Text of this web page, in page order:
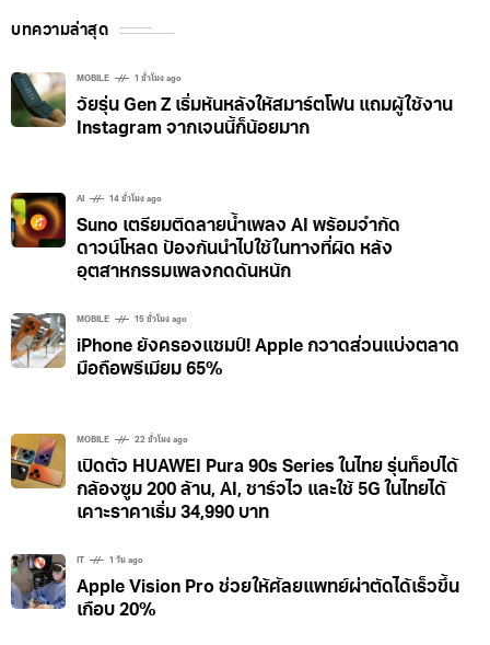
บทความล่าสุด
MOBILE 1 ชั่วโมง ago
วัยรุ่น Gen Z เริ่มหันหลังให้สมาร์ตโฟน แถมผู้ใช้งาน
Instagram จากเจนนี้ก็น้อยมาก
AI 14 ชั่วโมง ago
Suno เตรียมติดลายน้ำเพลง AI พร้อมจำกัด
ดาวน์โหลด ป้องกันนำไปใช้ในทางที่ผิด หลัง
อุตสาหกรรมเพลงกดดันหนัก
MOBILE 15 ชั่วโมง ago
iPhone ยังครองแชมป์! Apple กวาดส่วนแบ่งตลาด
มือถือพรีเมียม 65%
MOBILE 22 ชั่วโมง ago
เปิดตัว HUAWEI Pura 90s Series ในไทย รุ่นท็อปได้
กล้องซูม 200 ล้าน, AI, ชาร์จไว และใช้ 5G ในไทยได้
เคาะราคาเริ่ม 34,990 บาท
IT 1 วัน ago
Apple Vision Pro ช่วยให้ศัลยแพทย์ผ่าตัดได้เร็วขึ้น
เกือบ 20%